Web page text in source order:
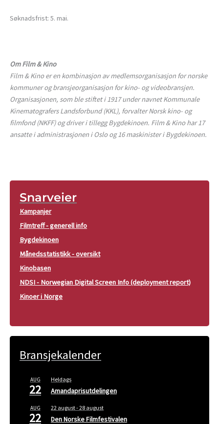
Søknadsfrist: 5. mai.
Om Film & Kino
Film & Kino er en kombinasjon av medlemsorganisasjon for norske
kommuner og bransjeorganisasjon for kino- og videobransjen.
Organisasjonen, som ble stiftet i 1917 under navnet Kommunale
Kinematografers Landsforbund (KKL), forvalter Norsk kino- og
filmfond (NKFF) og driver i tillegg Bygdekinoen. Film & Kino har 17
ansatte i administrasjonen i Oslo og 16 maskinister i Bygdekinoen.
Snarveier
Kampanjer
Filmtreff - generell info
Bygdekinoen
Månedsstatistikk - oversikt
Kinobasen
NDSI - Norwegian Digital Screen Info (deployment report)
Kinoer i Norge
Bransjekalender
AUG
22
Heldags
Amandaprisutdelingen
AUG
22
22 august-28 august
Den Norske Filmfestivalen